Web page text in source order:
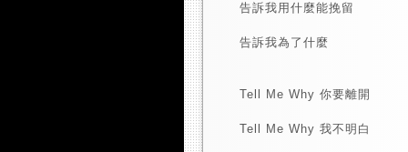
告訴我用什麼能挽留
告訴我為了什麼
Tell Me Why 你要離開
Tell Me Why 我不明白